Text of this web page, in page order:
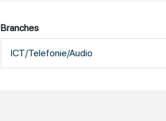
Branches
ICT/Telefonie/Audio